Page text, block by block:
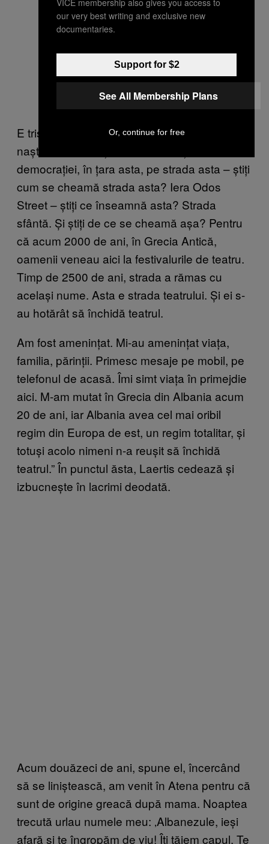
E trist că se întâmplă în țara care a dat
naștere teatrului și care a dat naștere
democrației, în țara asta, pe strada asta – știți
cum se cheamă strada asta? Iera Odos
Street – știți ce înseamnă asta? Strada
sfântă. Și știți de ce se cheamă așa? Pentru
că acum 2000 de ani, în Grecia Antică,
oamenii veneau aici la festivalurile de teatru.
Timp de 2500 de ani, strada a rămas cu
același nume. Asta e strada teatrului. Și ei s-
au hotărât să închidă teatrul.
Am fost amenințat. Mi-au amenințat viața,
familia, părinții. Primesc mesaje pe mobil, pe
telefonul de acasă. Îmi simt viața în primejdie
aici. M-am mutat în Grecia din Albania acum
20 de ani, iar Albania avea cel mai oribil
regim din Europa de est, un regim totalitar, și
totuși acolo nimeni n-a reușit să închidă
teatrul.” În punctul ăsta, Laertis cedează și
izbucnește în lacrimi deodată.
Acum douăzeci de ani, spune el, încercând
să se liniștească, am venit în Atena pentru că
sunt de origine greacă după mama. Noaptea
trecută urlau numele meu: ‚Albanezule, ieși
afară și te îngropăm de viu! Îți tăiem capul. Te
our very best writing and exclusive new
documentaries.
Support for $2
See All Membership Plans
Or, continue for free